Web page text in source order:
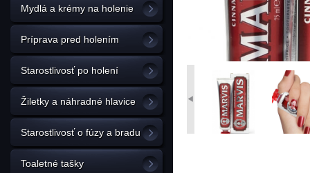
Mydlá a krémy na holenie
Príprava pred holením
Starostlivosť po holení
Žiletky a náhradné hlavice
Starostlivosť o fúzy a bradu
Toaletné tašky